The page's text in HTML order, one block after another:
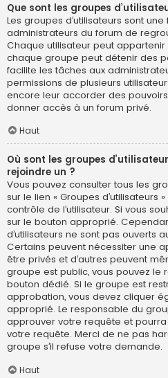
Que sont les groupes
Les groupes d’utilisateurs sont
administrateurs du forum de
Chaque utilisateur peut
chaque groupe peut détenir des
facilite les tâches aux
permissions de plusieurs
encore leur accorder des
donner accès à un forum privé.
Haut
Où sont les groupes
rejoindre un ?
Vous pouvez consulter tous les
sur le lien « Groupes d’utilisateurs
contrôle de l’utilisateur. Si vous
sur le bouton approprié.
d’utilisateurs ne sont pas ouverts
Certains peuvent nécessiter une
être privés et d’autres peuvent
groupe est public, vous pouvez le
bouton dédié. Si le groupe est
approbation, vous devez cliquer
approprié. Le responsable du
approuver votre requête et
votre requête. Merci de ne pas
groupe s’il refuse votre demande.
Haut